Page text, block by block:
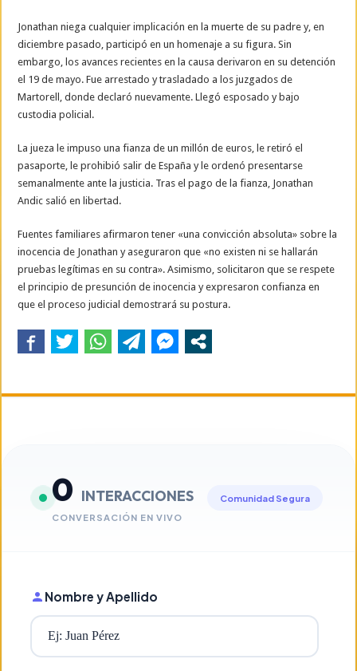
Jonathan niega cualquier implicación en la muerte de su padre y, en
diciembre pasado, participó en un homenaje a su figura. Sin
embargo, los avances recientes en la causa derivaron en su detención
el 19 de mayo. Fue arrestado y trasladado a los juzgados de
Martorell, donde declaró nuevamente. Llegó esposado y bajo
custodia policial.
La jueza le impuso una fianza de un millón de euros, le retiró el
pasaporte, le prohibió salir de España y le ordenó presentarse
semanalmente ante la justicia. Tras el pago de la fianza, Jonathan
Andic salió en libertad.
Fuentes familiares afirmaron tener «una convicción absoluta» sobre la
inocencia de Jonathan y aseguraron que «no existen ni se hallarán
pruebas legítimas en su contra». Asimismo, solicitaron que se respete
el principio de presunción de inocencia y expresaron confianza en
que el proceso judicial demostrará su postura.
0 INTERACCIONES
CONVERSACIÓN EN VIVO
Comunidad Segura
Nombre y Apellido